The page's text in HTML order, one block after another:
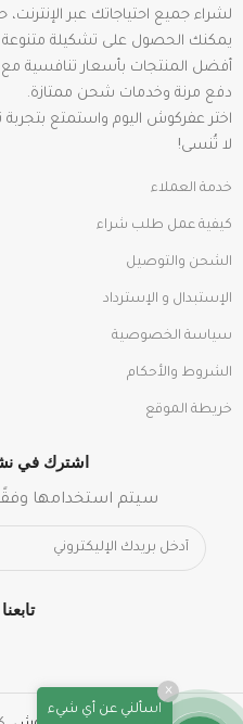
لشراء جميع احتياجاتك عبر الإنترنت،
يمكنك الحصول على تشكيلة
أفضل المنتجات بأسعار تنافسية مع
دفع مرنة وخدمات شحن ممتازة.
اختر عفركوش اليوم واستمتع
لا تُنسى!
خدمة العملاء
كيفية عمل طلب شراء
الشحن والتوصيل
الإستبدال و الإسترداد
سياسة الخصوصية
الشروط والأحكام
خريطة الموقع
اشترك في
سيتم استخدامها
اسألني عن أي شيء
×